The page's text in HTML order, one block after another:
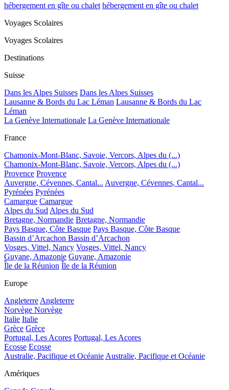
hébergement en gîte ou chalet hébergement en gîte ou chalet
Voyages Scolaires
Voyages Scolaires
Destinations
Suisse
Dans les Alpes Suisses Dans les Alpes Suisses
Lausanne & Bords du Lac Léman Lausanne & Bords du Lac
Léman
La Genève Internationale La Genève Internationale
France
Chamonix-Mont-Blanc, Savoie, Vercors, Alpes du (...)
Chamonix-Mont-Blanc, Savoie, Vercors, Alpes du (...)
Provence Provence
Auvergne, Cévennes, Cantal... Auvergne, Cévennes, Cantal...
Pyrénées Pyrénées
Camargue Camargue
Alpes du Sud Alpes du Sud
Bretagne, Normandie Bretagne, Normandie
Pays Basque, Côte Basque Pays Basque, Côte Basque
Bassin d’Arcachon Bassin d’Arcachon
Vosges, Vittel, Nancy Vosges, Vittel, Nancy
Guyane, Amazonie Guyane, Amazonie
Île de la Réunion Île de la Réunion
Europe
Angleterre Angleterre
Norvège Norvège
Italie Italie
Grèce Grèce
Portugal, Les Acores Portugal, Les Acores
Ecosse Ecosse
Australie, Pacifique et Océanie Australie, Pacifique et Océanie
Amériques